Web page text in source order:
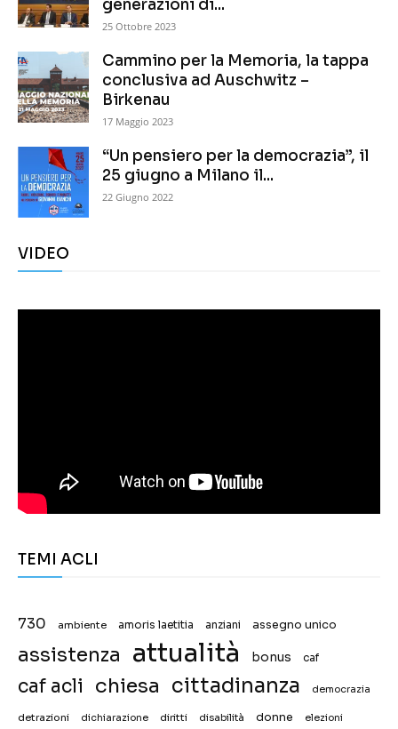
generazioni di...
25 Ottobre 2023
Cammino per la Memoria, la tappa
conclusiva ad Auschwitz –
Birkenau
17 Maggio 2023
“Un pensiero per la democrazia”, il
25 giugno a Milano il...
22 Giugno 2022
VIDEO
TEMI ACLI
730 ambiente amoris laetitia anziani assegno unico
assistenza attualità bonus caf
caf acli chiesa cittadinanza democrazia
detrazioni dichiarazione diritti disabilità donne elezioni